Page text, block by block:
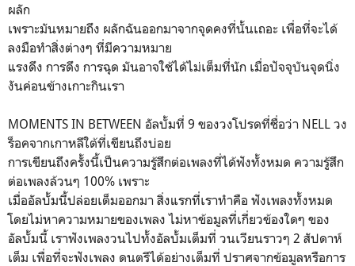
ผลัก
เพราะมันหมายถึง ผลักฉันออกมาจากจุดคงที่นั้นเถอะ เพื่อที่จะได้
ลงมือทำสิ่งต่างๆ ที่มีความหมาย
แรงดึง การดึง การฉุด มันอาจใช้ได้ไม่เต็มที่นัก เมื่อปัจจุบันจุดนิ่ง
งันค่อนข้างเกาะกินเรา
MOMENTS IN BETWEEN อัลบั้มที่ 9 ของวงโปรดที่ชื่อว่า NELL วง
ร็อคจากเกาหลีใต้ที่เขียนถึงบ่อย
การเขียนถึงครั้งนี้เป็นความรู้สึกต่อเพลงที่ได้ฟังทั้งหมด ความรู้สึก
ต่อเพลงล้วนๆ 100% เพราะ
เมื่ออัลบั้มนี้ปล่อยเต็มออกมา สิ่งแรกที่เราทำคือ ฟังเพลงทั้งหมด
โดยไม่หาความหมายของเพลง ไม่หาข้อมูลที่เกี่ยวข้องใดๆ ของ
อัลบั้มนี้ เราฟังเพลงวนไปทั้งอัลบั้มเต็มที่ วนเวียนราวๆ 2 สัปดาห์
เต็ม เพื่อที่จะฟังเพลง ดนตรีได้อย่างเต็มที่ ปราศจากข้อมูลหรือการ